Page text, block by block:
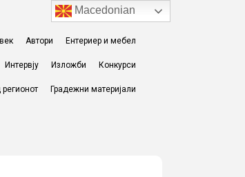
Автори Ентериер и мебел
Интервју Изложби Конкурси
Градежни материјали
Macedonian